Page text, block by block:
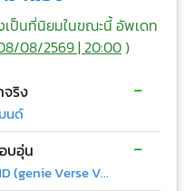
เป็นที่นิยมในขณะนี้ อัพเดท
08/2569 | 20:00)
จริง
นด์
-
บอุ่น
FREEHAND (genie Verse Vol.1)
-